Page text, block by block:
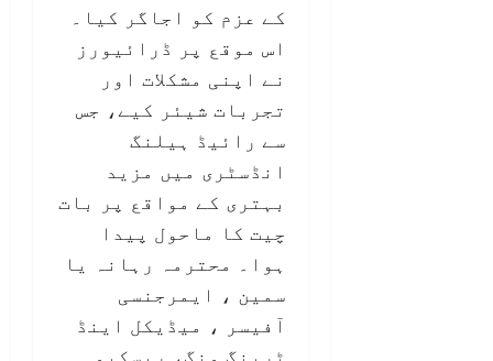
کے عزم کو اجاگر کیا۔
اس موقع پر ڈرائیورز
نے اپنی مشکلات اور
تجربات شیئر کیے، جس
سے رائیڈ ہیلنگ
انڈسٹری میں مزید
بہتری کے مواقع پر بات
چیت کا ماحول پیدا
ہوا۔ محترمہ رہانہ یا
سمین ، ایمرجنسی
آفیسر ، میڈیکل اینڈ
ٹرینگ ونگ، ریسکیو